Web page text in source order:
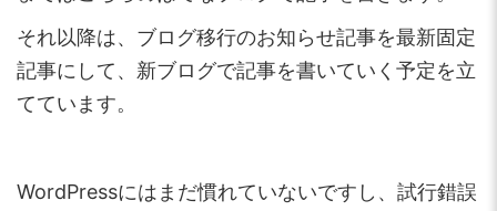
それ以降は、ブログ移行のお知らせ記事を最新固定
記事にして、新ブログで記事を書いていく予定を立
てています。
WordPressにはまだ慣れていないですし、試行錯誤